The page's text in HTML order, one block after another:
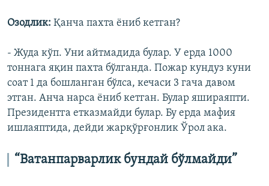
Озодлик: Қанча пахта ëниб кетган?
- Жуда кўп. Уни айтмадида булар. У ерда 1000
тоннага яқин пахта бўлганда. Пожар кундуз куни
соат 1 да бошланган бўлса, кечаси 3 гача давом
этган. Анча нарса ëниб кетган. Булар яшираяпти.
Президентга етказмайди булар. Бу ерда мафия
ишлаяптида, дейди жарқўрғонлик Ўрол ака.
“Ватанпарварлик бундай бўлмайди”